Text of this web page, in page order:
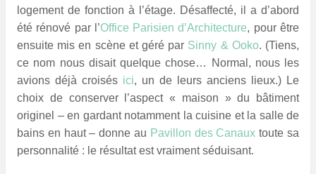
logement de fonction à l’étage. Désaffecté, il a d’abord
été rénové par l’Office Parisien d’Architecture, pour être
ensuite mis en scène et géré par Sinny & Ooko. (Tiens,
ce nom nous disait quelque chose… Normal, nous les
avions déjà croisés ici, un de leurs anciens lieux.) Le
choix de conserver l’aspect « maison » du bâtiment
originel – en gardant notamment la cuisine et la salle de
bains en haut – donne au Pavillon des Canaux toute sa
personnalité : le résultat est vraiment séduisant.